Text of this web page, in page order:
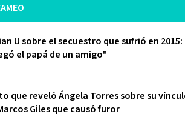
U sobre el secuestro que sufrió en 2015:
el papá de un amigo"
que reveló Ángela Torres sobre su
Giles que causó furor